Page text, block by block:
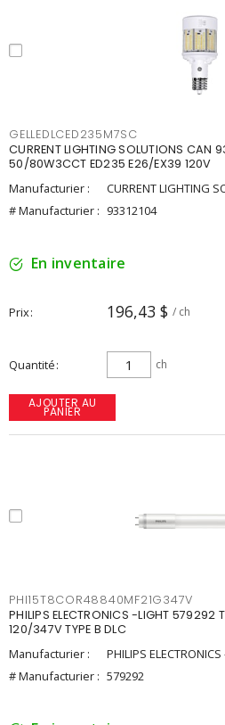
GELLEDLCED235M7SC
CURRENT LIGHTING SOLUTIONS CAN
50/80W3CCT ED235 E26/EX39 120V
Manufacturier :
CURRENT LIGHTING
# Manufacturier : 93312104
En inventaire
Prix 196,43 $ / ch
Quantité ch
AJOUTER AU
PANIER
PHI15T8COR48840MF21G347V
PHILIPS ELECTRONICS -LIGHT 579292
120/347V TYPE B DLC
Manufacturier :
PHILIPS
# Manufacturier : 579292